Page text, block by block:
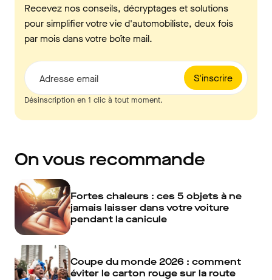
Recevez nos conseils, décryptages et solutions
pour simplifier votre vie d'automobiliste, deux fois
par mois dans votre boîte mail.
S'inscrire
Adresse email
Désinscription en 1 clic à tout moment.
On vous recommande
Fortes chaleurs : ces 5 objets à ne
jamais laisser dans votre voiture
pendant la canicule
Coupe du monde 2026 : comment
éviter le carton rouge sur la route